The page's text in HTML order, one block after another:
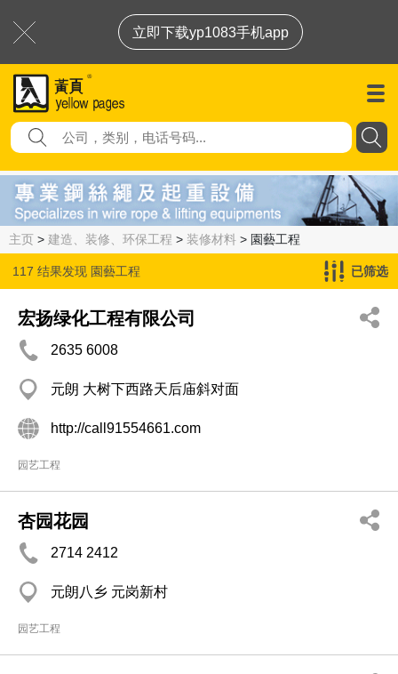
立即下载yp1083手机app
主页 > 建造、装修、环保工程 > 装修材料 > 園藝工程
117 结果发现 園藝工程 已筛选
宏扬绿化工程有限公司
2635 6008
元朗 大树下西路天后庙斜对面
http://call91554661.com
园艺工程
杏园花园
2714 2412
元朗八乡 元岗新村
园艺工程